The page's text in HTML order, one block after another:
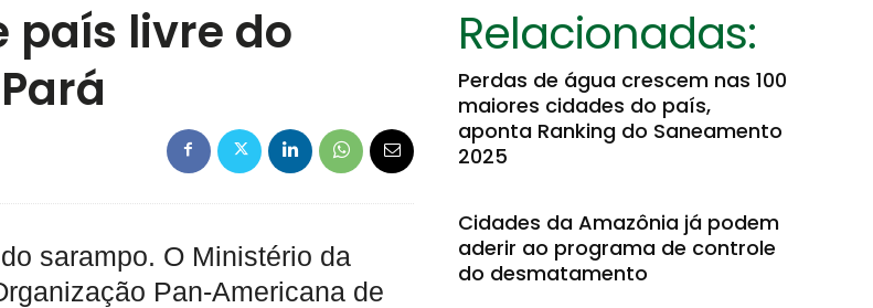
país livre do
sarampo. O Ministério da
Pan-Americana de
Relacionadas:
Perdas de água crescem nas 100
maiores cidades do país,
aponta Ranking do Saneamento
2025
Cidades da Amazônia já podem
aderir ao programa de controle
do desmatamento